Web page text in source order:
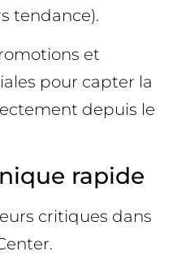
tendance).
et
pour capter la
depuis le
rapide
critiques dans